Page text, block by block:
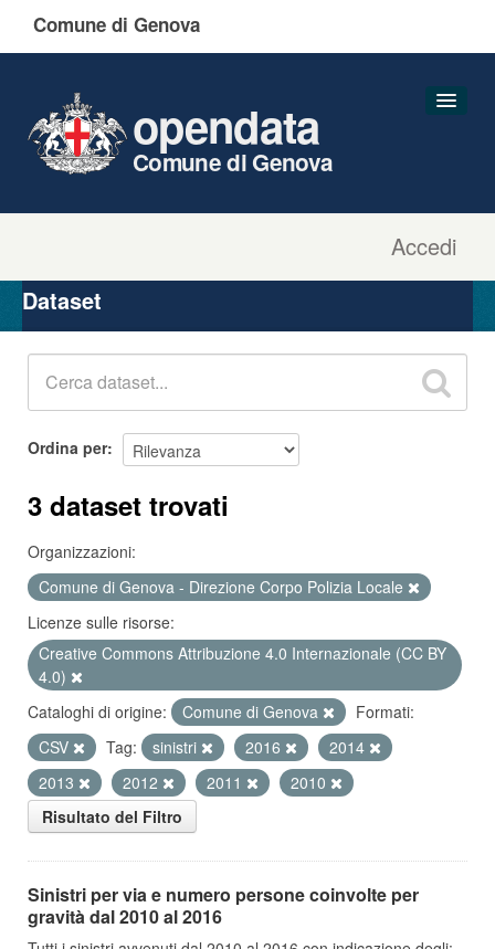
Comune di Genova
Accedi
opendata
Comune di Genova
Organizzazioni
Gruppi
Dataset
Ordina per
3 dataset trovati
Organizzazioni:
Comune di Genova - Direzione Corpo Polizia Locale
Licenze sulle risorse:
Creative Commons Attribuzione 4.0 Internazionale (CC BY
4.0)
Cataloghi di origine:
Comune di Genova
Formati:
CSV
Tag: sinistri 2016
2014
2013
2012 2011
2010
Risultato del Filtro
Sinistri per via e numero persone coinvolte per
gravità dal 2010 al 2016